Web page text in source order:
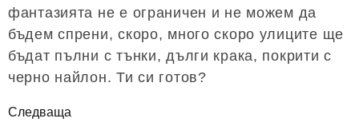
фантазията не е ограничен и не можем да
бъдем спрени, скоро, много скоро улиците ще
бъдат пълни с тънки, дълги крака, покрити с
черно найлон. Ти си готов?
Следваща